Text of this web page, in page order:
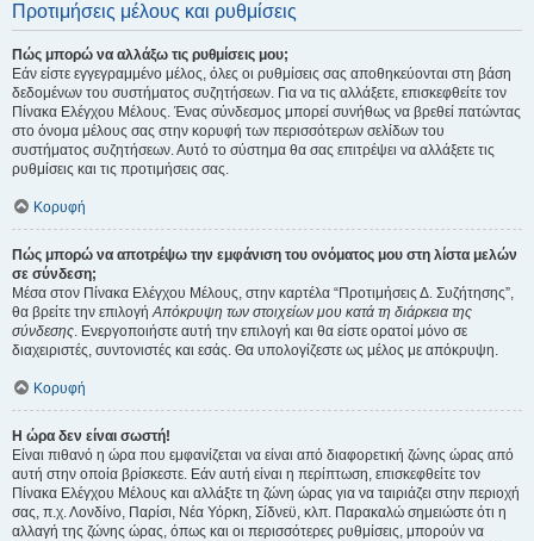
Προτιμήσεις μέλους και ρυθμίσεις
Πώς μπορώ να αλλάξω τις ρυθμίσεις μου;
Εάν είστε εγγεγραμμένο μέλος, όλες οι ρυθμίσεις σας αποθηκεύονται στη βάση
δεδομένων του συστήματος συζητήσεων. Για να τις αλλάξετε, επισκεφθείτε τον
Πίνακα Ελέγχου Μέλους. Ένας σύνδεσμος μπορεί συνήθως να βρεθεί πατώντας
στο όνομα μέλους σας στην κορυφή των περισσότερων σελίδων του
συστήματος συζητήσεων. Αυτό το σύστημα θα σας επιτρέψει να αλλάξετε τις
ρυθμίσεις και τις προτιμήσεις σας.
Κορυφή
Πώς μπορώ να αποτρέψω την εμφάνιση του ονόματος μου στη λίστα μελών
σε σύνδεση;
Μέσα στον Πίνακα Ελέγχου Μέλους, στην καρτέλα “Προτιμήσεις Δ. Συζήτησης”,
θα βρείτε την επιλογήΑπόκρυψη των στοιχείων μου κατά τη διάρκεια της
σύνδεσης. Ενεργοποιήστε αυτή την επιλογή και θα είστε ορατοί μόνο σε
διαχειριστές, συντονιστές και εσάς. Θα υπολογίζεστε ως μέλος με απόκρυψη.
Κορυφή
Η ώρα δεν είναι σωστή!
Είναι πιθανό η ώρα που εμφανίζεται να είναι από διαφορετική ζώνης ώρας από
αυτή στην οποία βρίσκεστε. Εάν αυτή είναι η περίπτωση, επισκεφθείτε τον
Πίνακα Ελέγχου Μέλους και αλλάξτε τη ζώνη ώρας για να ταιριάζει στην περιοχή
σας, π.χ. Λονδίνο, Παρίσι, Νέα Υόρκη, Σίδνεϋ, κλπ. Παρακαλώ σημειώστε ότι η
αλλαγή της ζώνης ώρας, όπως και οι περισσότερες ρυθμίσεις, μπορούν να